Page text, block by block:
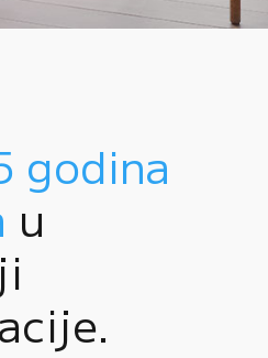
godina
u